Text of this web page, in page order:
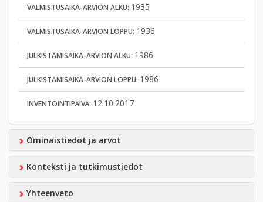
VALMISTUSAIKA-ARVION ALKU: 1935
VALMISTUSAIKA-ARVION LOPPU: 1936
JULKISTAMISAIKA-ARVION ALKU: 1986
JULKISTAMISAIKA-ARVION LOPPU: 1986
INVENTOINTIPÄIVÄ: 12.10.2017
Ominaistiedot ja arvot
Konteksti ja tutkimustiedot
Yhteenveto